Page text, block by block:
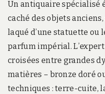
Un antiquaire spécialisé
caché des objets
laqué d’une statuette ou
parfum impérial.
croisées entre grandes
matières – bronze doré
techniques : terre-cuite,